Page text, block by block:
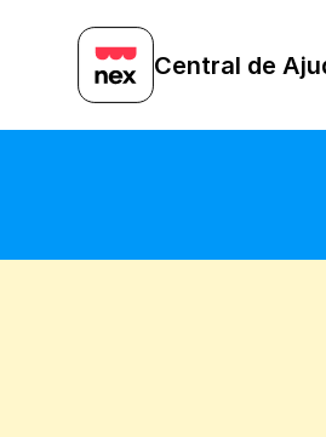
Central de